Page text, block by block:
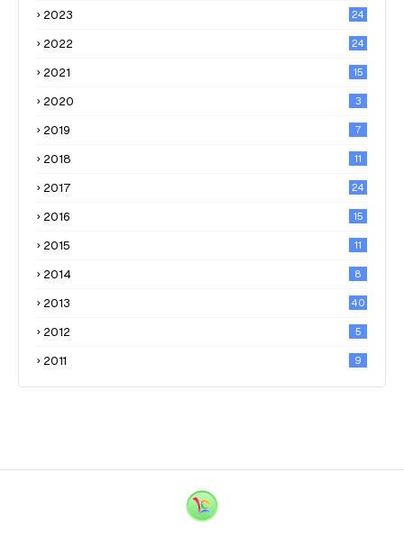
2023 24
2022 24
2021 15
2020 3
2019 7
2018 11
2017 24
2016 15
2015 11
2014 8
2013 40
2012 5
2011 9